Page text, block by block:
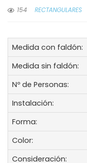
154
RECTANGULARES
Medida con faldón:
Medida sin faldón:
Nº de Personas:
Instalación:
Forma:
Color:
Consideración: